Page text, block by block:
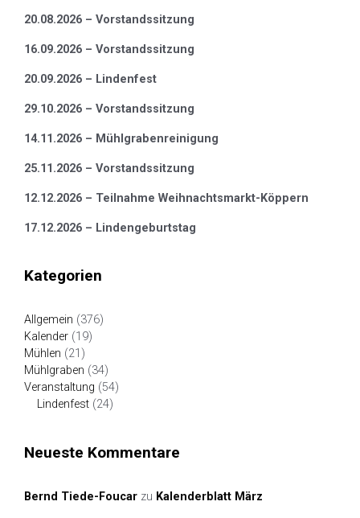
20.08.2026 – Vorstandssitzung
16.09.2026 – Vorstandssitzung
20.09.2026 – Lindenfest
29.10.2026 – Vorstandssitzung
14.11.2026 – Mühlgrabenreinigung
25.11.2026 – Vorstandssitzung
12.12.2026 – Teilnahme Weihnachtsmarkt-Köppern
17.12.2026 – Lindengeburtstag
Kategorien
Allgemein (376)
Kalender (19)
Mühlen (21)
Mühlgraben (34)
Veranstaltung (54)
Lindenfest (24)
Neueste Kommentare
Bernd Tiede-Foucar zu Kalenderblatt März